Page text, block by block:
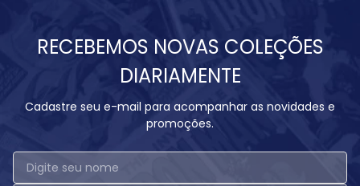
RECEBEMOS NOVAS COLEÇÕES
DIARIAMENTE
Cadastre seu e-mail para acompanhar as novidades e
promoções.